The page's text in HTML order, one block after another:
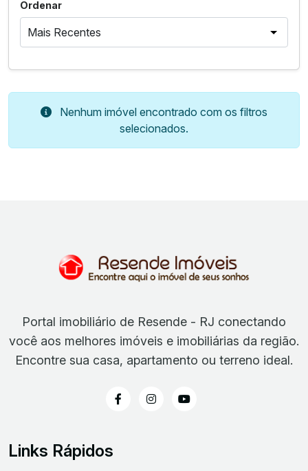
Ordenar
Nenhum imóvel encontrado com os filtros
selecionados.
Portal imobiliário de Resende - RJ conectando
você aos melhores imóveis e imobiliárias da região.
Encontre sua casa, apartamento ou terreno ideal.
Links Rápidos